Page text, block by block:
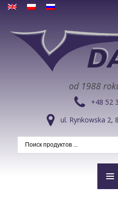
od 1988
+48 52
ul. Rynkowska 2,